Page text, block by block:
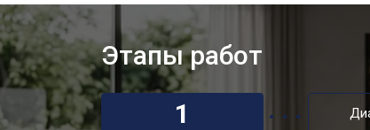
Этапы работ
1